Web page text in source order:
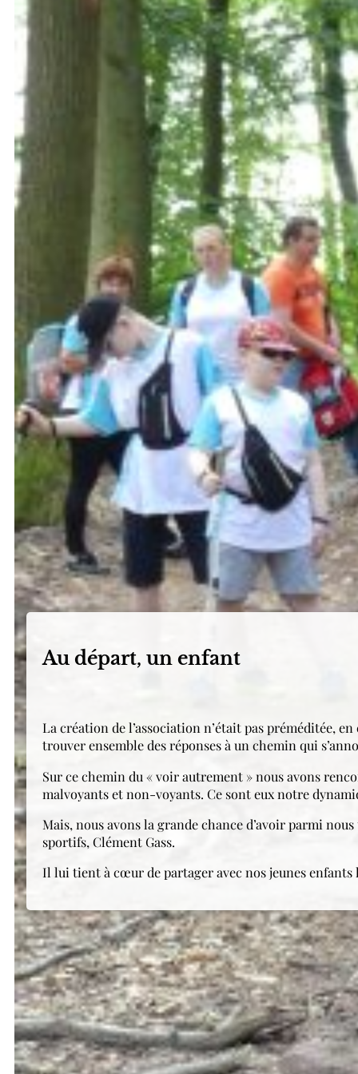
Au départ, un enfant
La création de l’association n’était pas préméditée,
trouver ensemble des réponses à un chemin qui
Sur ce chemin du « voir autrement » nous avons
malvoyants et non-voyants. Ce sont eux notre
Mais, nous avons la grande chance d’avoir parmi
sportifs, Clément Gass.
Il lui tient à cœur de partager avec nos jeunes enfants
Du singulier au collectif
Toute l’histoire de Vue du cœur est et sera une